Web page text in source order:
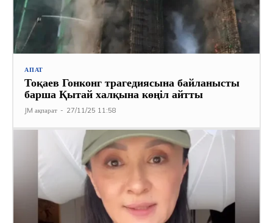
АПАТ
Тоқаев Гонконг трагедиясына байланысты
барша Қытай халқына көңіл айтты
JM ақпарат - 27/11/25 11:58